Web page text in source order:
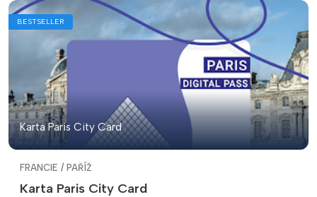
Karta Paris City Card
BESTSELLER
FRANCIE / PAŘÍŽ
Karta Paris City Card